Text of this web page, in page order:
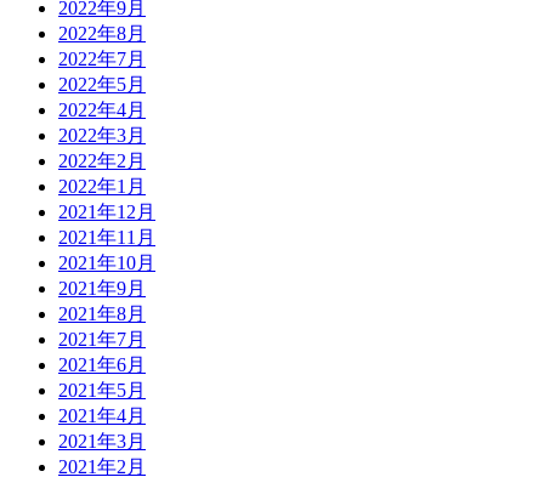
2022年9月
2022年8月
2022年7月
2022年5月
2022年4月
2022年3月
2022年2月
2022年1月
2021年12月
2021年11月
2021年10月
2021年9月
2021年8月
2021年7月
2021年6月
2021年5月
2021年4月
2021年3月
2021年2月